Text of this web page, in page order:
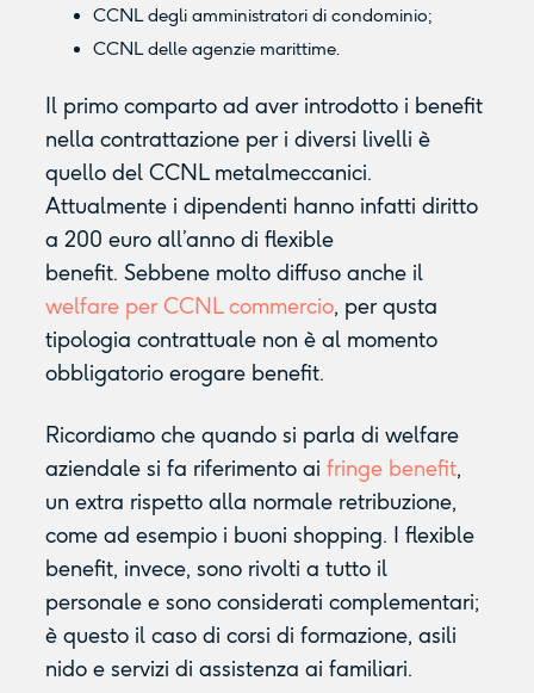
CCNL degli amministratori di condominio;
CCNL delle agenzie marittime.
Il primo comparto ad aver introdotto i benefit
nella contrattazione per i diversi livelli è
quello del CCNL metalmeccanici.
Attualmente i dipendenti hanno infatti diritto
a 200 euro all’anno di flexible
benefit. Sebbene molto diffuso anche il
welfare per CCNL commercio, per qusta
tipologia contrattuale non è al momento
obbligatorio erogare benefit.
Ricordiamo che quando si parla di welfare
aziendale si fa riferimento ai fringe benefit,
un extra rispetto alla normale retribuzione,
come ad esempio i buoni shopping. I flexible
benefit, invece, sono rivolti a tutto il
personale e sono considerati complementari;
è questo il caso di corsi di formazione, asili
nido e servizi di assistenza ai familiari.